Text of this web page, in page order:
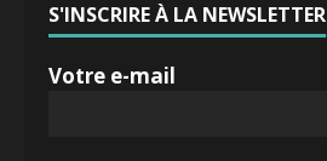
S'INSCRIRE À LA NEWSLETTER
Votre e-mail